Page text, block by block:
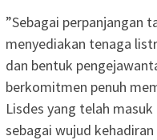
”Sebagai perpanjangan
menyediakan tenaga
dan bentuk
berkomitmen penuh
Lisdes yang telah
sebagai wujud